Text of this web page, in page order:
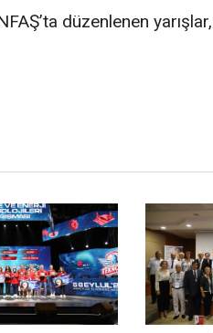
düzenlenen